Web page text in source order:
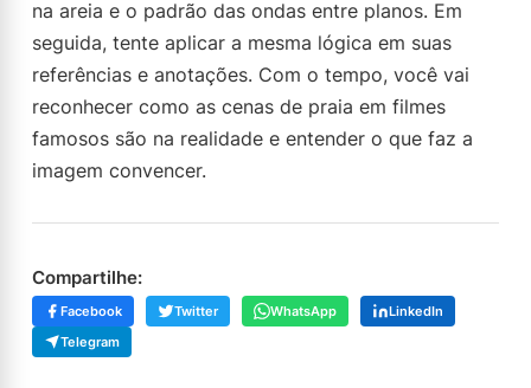
na areia e o padrão das ondas entre planos. Em
seguida, tente aplicar a mesma lógica em suas
referências e anotações. Com o tempo, você vai
reconhecer como as cenas de praia em filmes
famosos são na realidade e entender o que faz a
imagem convencer.
Compartilhe:
Facebook Twitter WhatsApp
LinkedIn
Telegram